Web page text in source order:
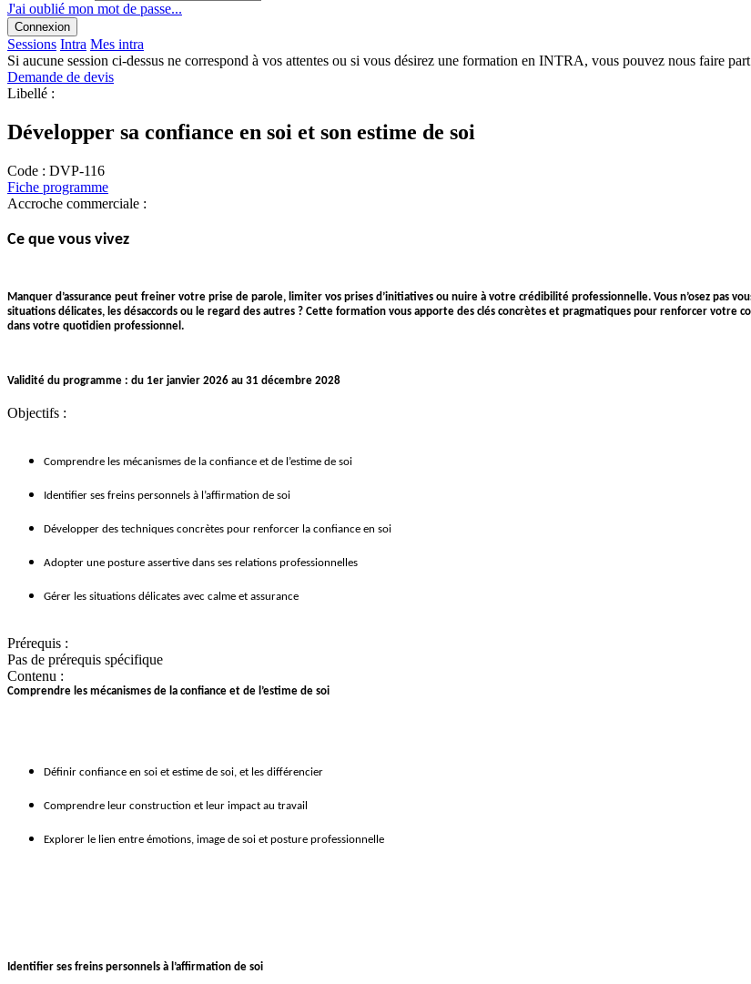
J'ai oublié mon mot de passe...
Connexion
Sessions Intra Mes intra
Si aucune session ci-dessus ne correspond à vos attentes ou si vous désirez une formation en INTRA, vous pouvez nous faire
Demande de devis
Libellé :
Développer sa confiance en soi et son estime de soi
Code : DVP-116
Fiche programme
Accroche commerciale :
Ce que vous vivez
Manquer d’assurance peut freiner votre prise de parole, limiter vos prises d’initiatives ou nuire à votre crédibilité professionnelle. Vous n’osez pas
situations délicates, les désaccords ou le regard des autres ? Cette formation vous apporte des clés concrètes et pragmatiques pour renforcer
dans votre quotidien professionnel.
Validité du programme : du 1er janvier 2026 au 31 décembre 2028
Objectifs :
Comprendre les mécanismes de la confiance et de l’estime de soi
Identifier ses freins personnels à l’affirmation de soi
Développer des techniques concrètes pour renforcer la confiance en soi
Adopter une posture assertive dans ses relations professionnelles
Gérer les situations délicates avec calme et assurance
Prérequis :
Pas de prérequis spécifique
Contenu :
Comprendre les mécanismes de la confiance et de l’estime de soi
Définir confiance en soi et estime de soi, et les différencier
Comprendre leur construction et leur impact au travail
Explorer le lien entre émotions, image de soi et posture professionnelle
Identifier ses freins personnels à l’affirmation de soi